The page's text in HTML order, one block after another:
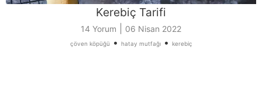
Kerebiç Tarifi
14 Yorum 06 Nisan 2022
çöven köpüğü • hatay mutfağı• kerebiç